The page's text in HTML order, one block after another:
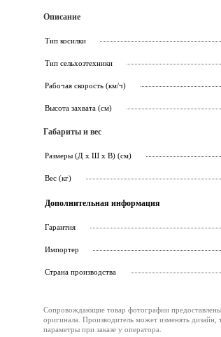
Описание
Тип косилки
Тип сельхозтехники
Рабочая скорость (км/ч)
Высота захвата (см)
Габариты и вес
Размеры (Д х Ш х В) (см)
Вес (кг)
Дополнительная информация
Гарантия
Импортер
Страна производства
Сопровождающие товар фотографии
оригинала. Производитель может изменять
параметры при заказе у оператора.